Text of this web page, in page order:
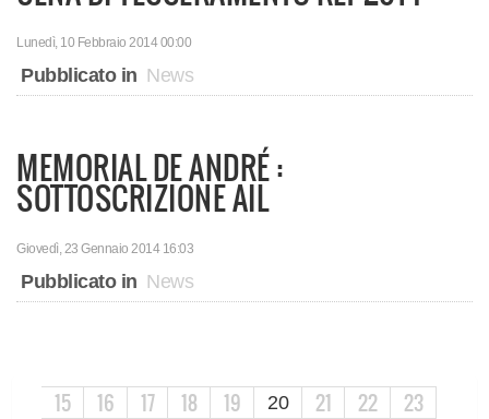
Lunedì, 10 Febbraio 2014 00:00
Pubblicato in News
MEMORIAL DE ANDRÉ :
SOTTOSCRIZIONE AIL
Giovedì, 23 Gennaio 2014 16:03
Pubblicato in News
15 16 17 18 19 20 21 22
23